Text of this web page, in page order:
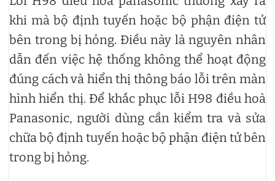
khi mà bộ định tuyến hoặc bộ phận điện tử
bên trong bị hỏng. Điều này là nguyên nhân
dẫn đến việc hệ thống không thể hoạt động
đúng cách và hiển thị thông báo lỗi trên màn
hình hiển thị. Để khắc phục lỗi H98 điều hoà
Panasonic, người dùng cần kiểm tra và sửa
chữa bộ định tuyến hoặc bộ phận điện tử bên
trong bị hỏng.